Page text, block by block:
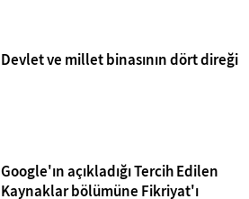
Devlet ve millet binasının dört direği
Google'ın açıkladığı Tercih Edilen
Kaynaklar bölümüne Fikriyat'ı